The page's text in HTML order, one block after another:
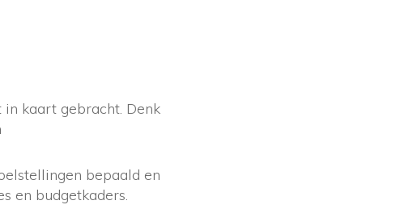
kaart gebracht. Denk
bepaald en
en budgetkaders.